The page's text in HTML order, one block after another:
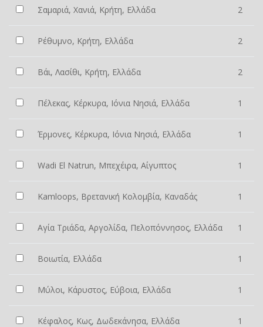
Σαμαριά, Χανιά, Κρήτη, Ελλάδα 2
Ρέθυμνο, Κρήτη, Ελλάδα 2
Βάι, Λασίθι, Κρήτη, Ελλάδα 2
Πέλεκας, Κέρκυρα, Ιόνια Νησιά, Ελλάδα 1
Έρμονες, Κέρκυρα, Ιόνια Νησιά, Ελλάδα 1
Wadi El Natrun, Μπεχέιρα, Αίγυπτος 1
Kamloops, Βρετανική Κολομβία, Καναδάς 1
Αγία Τριάδα, Αργολίδα, Πελοπόννησος, Ελλάδα 1
Βοιωτία, Ελλάδα 1
Μύλοι, Κάρυστος, Εύβοια, Ελλάδα 1
Κέφαλος, Κως, Δωδεκάνησα, Ελλάδα 1